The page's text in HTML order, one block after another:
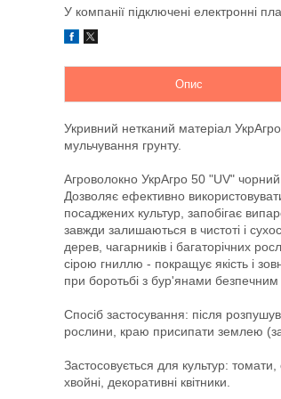
У компанії підключені електронні
Опис
Укривний нетканий матеріал
мульчування грунту.
Агроволокно УкрАгро 50 "UV" чорний
Дозволяє ефективно
посаджених культур, запобігає
завжди залишаються в чистоті і
дерев, чагарників і багаторічних
сірою гниллю - покращує якість і
при боротьбі з бур'янами
Спосіб застосування: після
рослини, краю присипати землею
Застосовується для культур:
хвойні, декоративні квітники.